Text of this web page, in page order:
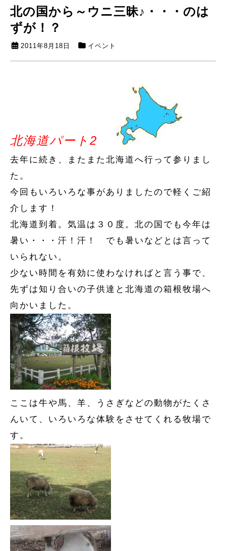
北の国から～ウニ三昧♪・・・のは
ずが！？
2011年8月18日 イベント
北海道パート2
去年に続き、またまた北海道へ行って参りまし
た。
今回もいろいろな事がありましたので軽くご紹
介します！
北海道到着。気温は３０度。北の国でも今年は
暑い・・・汗！汗！ でも暑いなどとは言って
いられない。
少ない時間を有効に使わなければと言う事で、
先ずは知り合いの子供達と北海道の箱根牧場へ
向かいました。
ここは牛や馬、羊、うさぎなどの動物がたくさ
んいて、いろいろな体験をさせてくれる牧場で
す。